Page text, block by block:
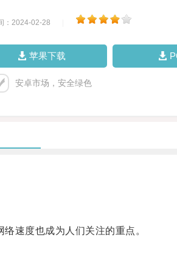
：2024-02-28
苹果下载
安卓市场，安全绿色
速度也成为人们关注的重点。